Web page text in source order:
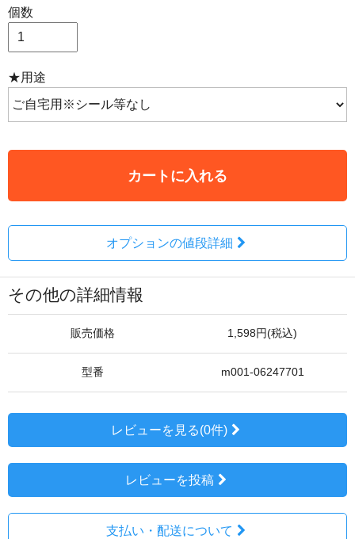
個数
★用途
カートに入れる
オプションの値段詳細
その他の詳細情報
販売価格 1,598円(税込)
型番 m001-06247701
レビューを見る(0件)
レビューを投稿
支払い・配送について